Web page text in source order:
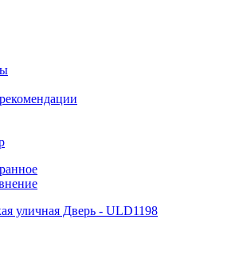
уличная Дверь - ULD1198